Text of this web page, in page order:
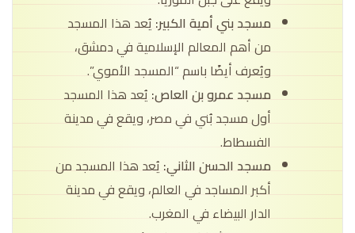
مسجد بني أمية الكبير: يُعد هذا المسجد
من أهم المعالم الإسلامية في دمشق،
ويُعرف أيضًا باسم “المسجد الأموي”.
مسجد عمرو بن العاص: يُعد هذا المسجد
أول مسجد بُني في مصر، ويقع في مدينة
الفسطاط.
مسجد الحسن الثاني: يُعد هذا المسجد من
أكبر المساجد في العالم، ويقع في مدينة
الدار البيضاء في المغرب.